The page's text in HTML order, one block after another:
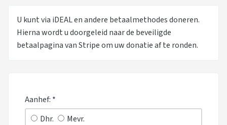
U kunt via iDEAL en andere betaalmethodes doneren.
Hierna wordt u doorgeleid naar de beveiligde
betaalpagina van Stripe om uw donatie af te ronden.
Aanhef: *
Dhr.
Mevr.